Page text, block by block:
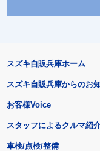
スズキ自販兵庫ホーム
スズキ自販兵庫からのお
お客様Voice
スタッフによるクルマ紹
車検/点検/整備